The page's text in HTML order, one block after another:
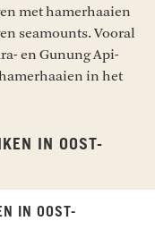
met hamerhaaien
seamounts. Vooral
en Gunung Api-
in het
IN OOST-
IN OOST-